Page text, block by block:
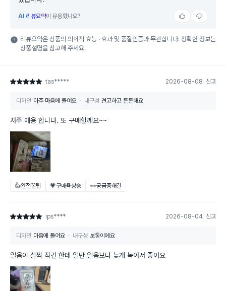
AI 리뷰요약이 유용했나요?
리뷰요약은 상품의 의학적 효능 · 효과 및 품질인증과 무관합니다. 정확한 정보는
상품설명을 참고해 주세요.
별점 5점 tas***** 2026-08-08 신고
디자인 아주 마음에 들어요 내구성 견고하고 튼튼해요
자주 애용 합니다. 또 구매할께요~~
👍완전꿀팁 💗구매욕상승 👀궁금증해결
별점 5점 ips**** 2026-08-04 신고
디자인 마음에 들어요 내구성 보통이에요
얼음이 살짝 작긴 한데 일반 얼음보다 늦게 녹아서 좋아요